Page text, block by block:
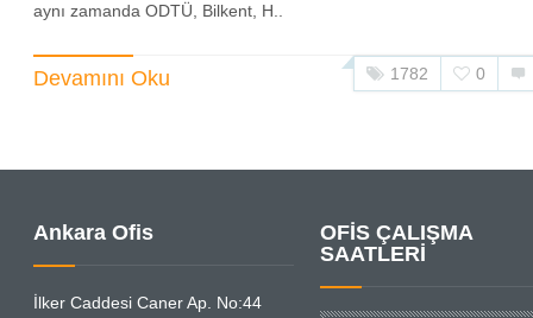
aynı zamanda ODTÜ, Bilkent, H..
Devamını Oku 1782 0
Ankara Ofis
İlker Caddesi Caner Ap. No:44
OFİS ÇALIŞMA
SAATLERİ